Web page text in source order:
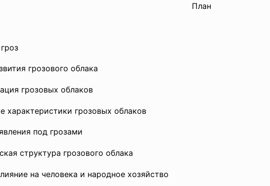
План
грозового облака
грозовых облаков
характеристики грозовых облаков
под грозами
структура грозового облака
на человека и народное хозяйство